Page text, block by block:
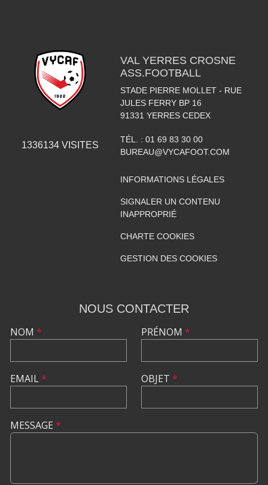
1336134VISITES
VAL YERRES CROSNE
ASS.FOOTBALL
STADE PIERRE MOLLET - RUE
JULES FERRY BP 16
91331 YERRES CEDEX
TÉL. : 01 69 83 30 00
BUREAU@VYCAFOOT.COM
INFORMATIONS LÉGALES
SIGNALER UN CONTENU
INAPPROPRIÉ
CHARTE COOKIES
GESTION DES COOKIES
NOUS CONTACTER
NOM *
EMAIL*
PRÉNOM *
OBJET *
MESSAGE *